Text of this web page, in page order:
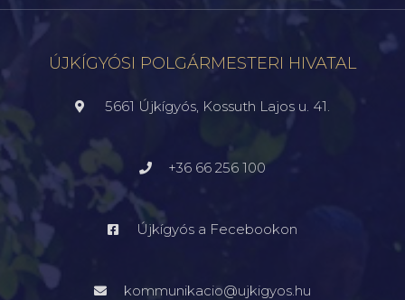
ÚJKÍGYÓSI POLGÁRMESTERI HIVATAL
5661 Újkígyós, Kossuth Lajos u. 41.
+36 66 256 100
Újkígyós a Fecebookon
kommunikacio@ujkigyos.hu